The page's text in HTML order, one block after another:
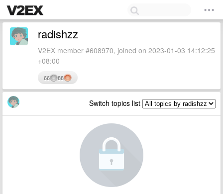
radishzz
V2EX member #608970, joined on 2023-01-03 14:12:25
+08:00
66 88
Switch topics list